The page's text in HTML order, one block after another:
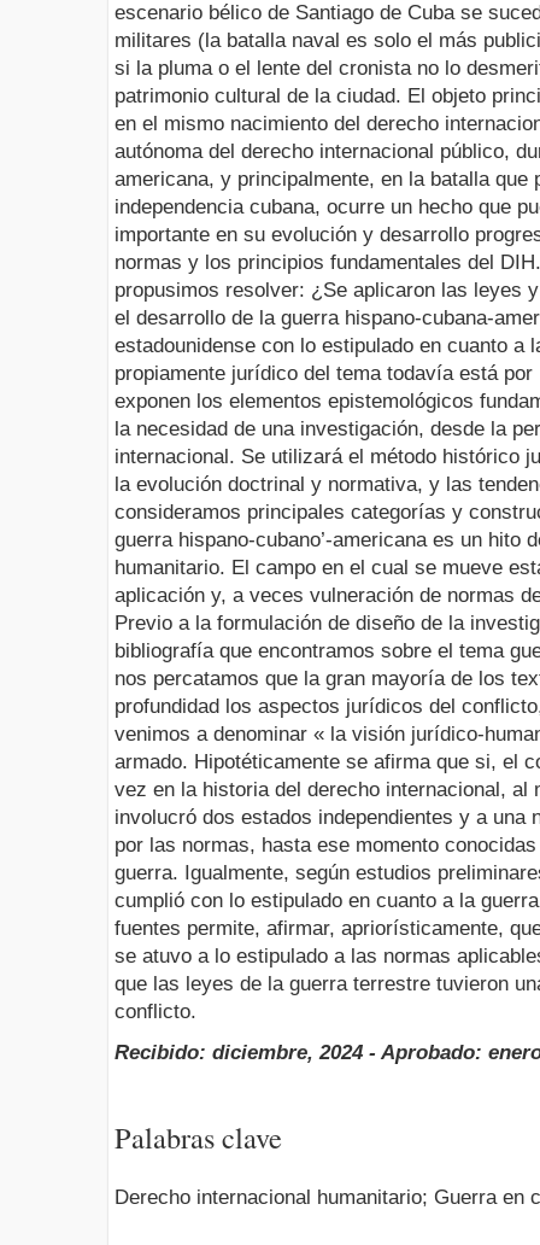
escenario bélico de Santiago de Cuba se
militares (la batalla naval es solo el más
si la pluma o el lente del cronista no lo
patrimonio cultural de la ciudad. El objeto
en el mismo nacimiento del derecho
autónoma del derecho internacional público,
americana, y principalmente, en la batalla que
independencia cubana, ocurre un hecho que
importante en su evolución y desarrollo
normas y los principios fundamentales del
propusimos resolver: ¿Se aplicaron las leyes
el desarrollo de la guerra hispano-cubana-
estadounidense con lo estipulado en cuanto a
propiamente jurídico del tema todavía está
exponen los elementos epistemológicos
la necesidad de una investigación, desde la
internacional. Se utilizará el método histórico
la evolución doctrinal y normativa, y las
consideramos principales categorías y
guerra hispano-cubano’-americana es un hito
humanitario. El campo en el cual se mueve
aplicación y, a veces vulneración de normas
Previo a la formulación de diseño de la
bibliografía que encontramos sobre el tema
nos percatamos que la gran mayoría de los
profundidad los aspectos jurídicos del
venimos a denominar « la visión jurídico-
armado. Hipotéticamente se afirma que si, el
vez en la historia del derecho internacional, al
involucró dos estados independientes y a una
por las normas, hasta ese momento
guerra. Igualmente, según estudios
cumplió con lo estipulado en cuanto a la
fuentes permite, afirmar, apriorísticamente,
se atuvo a lo estipulado a las normas
que las leyes de la guerra terrestre tuvieron
conflicto.
Recibido: diciembre, 2024 - Aprobado:
Palabras clave
Derecho internacional humanitario; Guerra en